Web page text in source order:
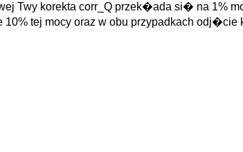
Twy korekta corr_Q przek�ada si� na 1%
tej mocy oraz w obu przypadkach odj�cie